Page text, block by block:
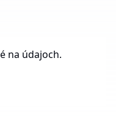
na údajoch.